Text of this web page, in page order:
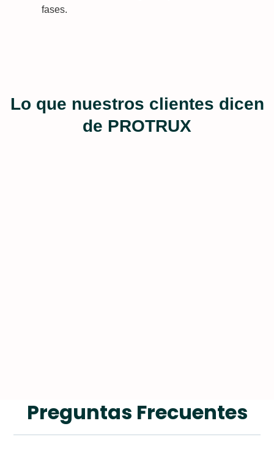
fases.
Lo que nuestros clientes dicen
de PROTRUX
Preguntas Frecuentes